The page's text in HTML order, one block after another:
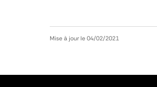
Mise à jour le 04/02/2021